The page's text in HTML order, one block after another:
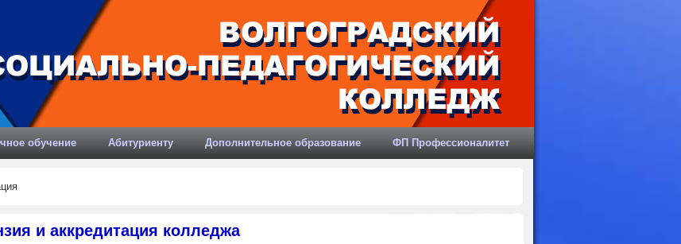
обучение Абитуриенту Дополнительное образование ФП Профессионалитет
и аккредитация колледжа